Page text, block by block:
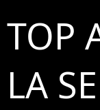
TOP
LA